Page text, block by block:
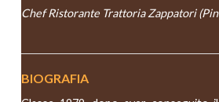
Chef Ristorante Trattoria Zappatori
BIOGRAFIA